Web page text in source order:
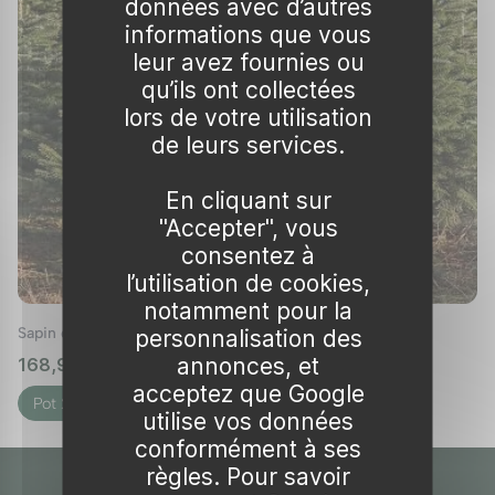
L'importance culturelle et économique
du sapin de Noël
Sapin naturel vs sapin artificiel
À l'approche des fêtes, une question revient
souvent : choisir unsapin naturel
pour un
sapin artificiel? Chacun a ses
avantages et inconvénients. Les amateurs de
tradition et de nature penchent souvent pour
un sapin naturel, mais ceux qui recherchent la
durabilité et la praticité peuvent préférer le
sapin artificiel.
Un sapin naturel, comme lesapin nordmann
sapin épicéa , offre un parfum
authentique et une présence rafraîchissante.
Sapin du caucase
168,99 € – 890,99 € 🌱 en stock
Pot 20L Pot 130L
données avec d’autres
informations que vous
leur avez fournies ou
qu’ils ont collectées
lors de votre utilisation
de leurs services.
En cliquant sur
"Accepter", vous
consentez à
l’utilisation de cookies,
notamment pour la
personnalisation des
annonces, et
acceptez que Google
utilise vos données
conformément à ses
règles. Pour savoir